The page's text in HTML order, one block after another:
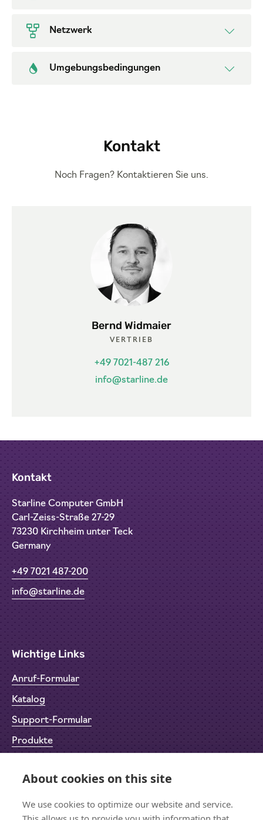
Netzwerk
Umgebungsbedingungen
Kontakt
Noch Fragen? Kontaktieren Sie uns.
Bernd Widmaier
VERTRIEB
+49 7021-487 216
info@starline.de
Kontakt
Starline Computer GmbH
Carl-Zeiss-Straße 27-29
73230 Kirchheim unter Teck
Germany
+49 7021 487-200
info@starline.de
Wichtige Links
Anruf-Formular
Katalog
Support-Formular
Produkte
Datenschutz
Impressum
About cookies on this site
We use cookies to optimize our website and service.